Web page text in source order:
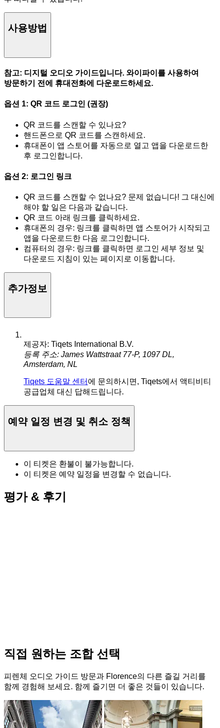
사용방법
참고: 디지털 오디오 가이드입니다. 와이파이를 사용하여
방문하기 전에 휴대전화에 다운로드하세요.
옵션 1: QR 코드 로그인 (권장)
QR 코드를 스캔할 수 있나요?
핸드폰으로 QR 코드를 스캔하세요.
휴대폰이 앱 스토어를 자동으로 열고 앱을 다운로드한
후 로그인합니다.
옵션 2: 로그인 링크
QR 코드를 스캔할 수 없나요? 문제 없습니다! 그 대신에
해야 할 일은 다음과 같습니다.
QR 코드 아래 링크를 클릭하세요.
휴대폰의 경우: 링크를 클릭하면 앱 스토어가 시작되고
앱을 다운로드한 다음 로그인합니다.
컴퓨터의 경우: 링크를 클릭하면 로그인 세부 정보 및
다운로드 지침이 있는 페이지로 이동합니다.
추가정보
제공자: Tiqets International B.V.
등록 주소: James Wattstraat 77-P, 1097 DL,
Amsterdam, NL
Tiqets 도움말 센터 에 문의하시면, Tiqets에서 액티비티
공급업체 대신 답해드립니다.
예약 일정 변경 및 취소 정책
이 티켓은 환불이 불가능합니다.
이 티켓은 예약 일정을 변경할 수 없습니다.
평가 & 후기
직접 원하는 조합 선택
피렌체 오디오 가이드 방문과 Florence의 다른 즐길 거리를
함께 경험해 보세요. 함께 즐기면 더 좋은 것들이 있습니다.